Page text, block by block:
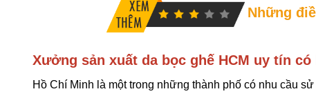
Những
Xưởng sản xuất da bọc ghế HCM uy tín có
Hồ Chí Minh là một trong những thành phố có nhu cầu